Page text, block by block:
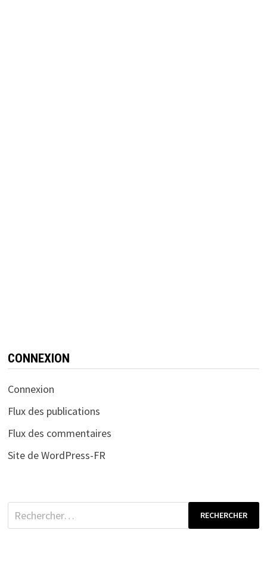
CONNEXION
Connexion
Flux des publications
Flux des commentaires
Site de WordPress-FR
Rechercher :